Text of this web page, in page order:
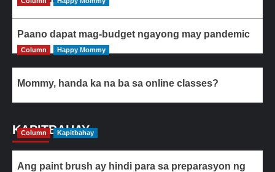
Paano dapat mag-budget ngayong may pandemic
Column Happy Mommy
Mommy, handa ka na ba sa online classes?
KAPITBAHAY
Column Kapitbahay
Ang paint brush ay hindi para sa preparasyon ng